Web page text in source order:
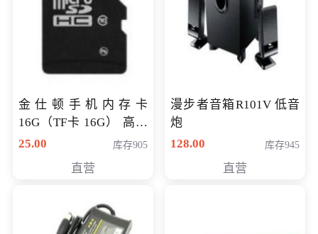
金仕顿手机内存卡
16G（TF卡 16G） 高速
卡 CLASS 10
25.00 库存905
直营
漫步者音箱R101V 低音
炮
128.00
库存945
直营